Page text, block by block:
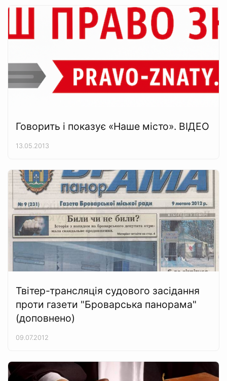
Говорить і показує «Наше місто». ВІДЕО
13.05.2013
Твітер-трансляція судового засідання
проти газети "Броварська панорама"
(доповнено)
09.07.2012